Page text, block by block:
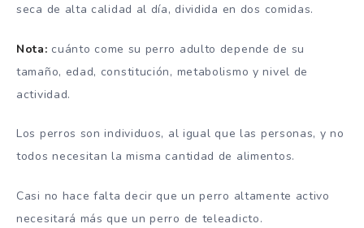
seca de alta calidad al día, dividida en dos comidas.
Nota: cuánto come su perro adulto depende de su
tamaño, edad, constitución, metabolismo y nivel de
actividad.
Los perros son individuos, al igual que las personas, y no
todos necesitan la misma cantidad de alimentos.
Casi no hace falta decir que un perro altamente activo
necesitará más que un perro de teleadicto.